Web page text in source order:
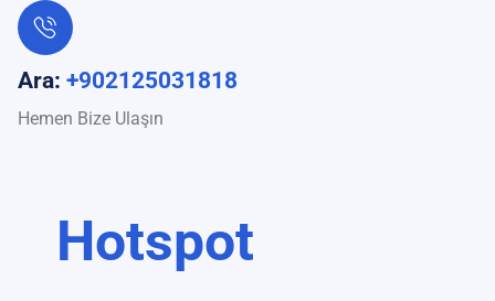
Ara: +902125031818
Hemen Bize Ulaşın
Hotspot